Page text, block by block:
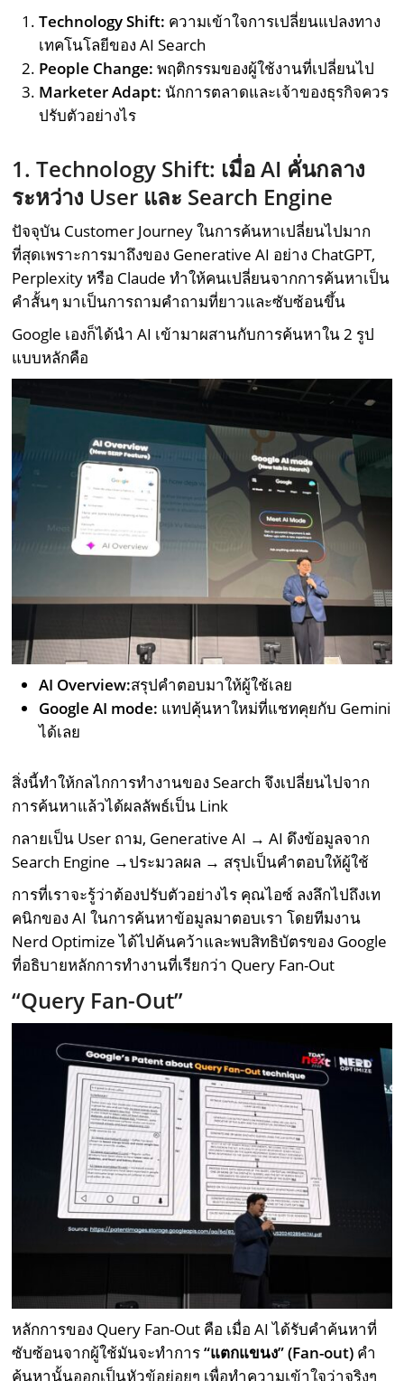
Technology Shift: ความเข้าใจการเปลี่ยนแปลงทาง
เทคโนโลยีของ AI Search
People Change: พฤติกรรมของผู้ใช้งานที่เปลี่ยนไป
Marketer Adapt: นักการตลาดและเจ้าของธุรกิจควร
ปรับตัวอย่างไร
1. Technology Shift: เมื่อ AI คั่นกลาง
ระหว่าง User และ Search Engine
ปัจจุบัน Customer Journey ในการค้นหาเปลี่ยนไปมาก
ที่สุดเพราะการมาถึงของ Generative AI อย่าง ChatGPT,
Perplexity หรือ Claude ทำให้คนเปลี่ยนจากการค้นหาเป็น
คำสั้นๆ มาเป็นการถามคำถามที่ยาวและซับซ้อนขึ้น
Google เองก็ได้นำ AI เข้ามาผสานกับการค้นหาใน 2 รูป
แบบหลักคือ
AI Overview:สรุปคำตอบมาให้ผู้ใช้เลย
Google AI mode: แทปคุ้นหาใหม่ที่แชทคุยกับ Gemini
ได้เลย
สิ่งนี้ทำให้กลไกการทำงานของ Search จึงเปลี่ยนไปจาก
การค้นหาแล้วได้ผลลัพธ์เป็น Link
กลายเป็น User ถาม, Generative AI → AI ดึงข้อมูลจาก
Search Engine →ประมวลผล → สรุปเป็นคำตอบให้ผู้ใช้
การที่เราจะรู้ว่าต้องปรับตัวอย่างไร คุณไอซ์ ลงลึกไปถึงเท
คนิกของ AI ในการค้นหาข้อมูลมาตอบเรา โดยทีมงาน
Nerd Optimize ได้ไปค้นคว้าและพบสิทธิบัตรของ Google
ที่อธิบายหลักการทำงานที่เรียกว่า Query Fan-Out
“Query Fan-Out”
หลักการของ Query Fan-Out คือ เมื่อ AI ได้รับคำค้นหาที่
ซับซ้อนจากผู้ใช้มันจะทำการ“แตกแขนง” (Fan-out) คำ
ค้นหานั้นออกเป็นหัวข้อย่อยๆ เพื่อทำความเข้าใจว่าจริงๆ